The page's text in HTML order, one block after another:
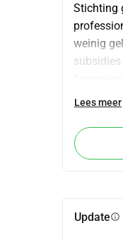
Stichting
weinig
Lees meer
Updateinfo